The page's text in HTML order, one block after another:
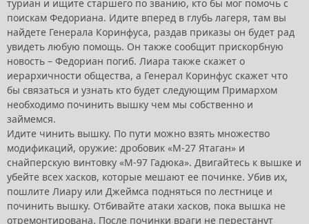
туриан и ищите старшего по званию, кто бы мог помочь с
поискам Федориана. Идите вперед в глубь лагеря, там вы
найдете Генерала Коринфуса, раздав приказы он будет рад
увидеть любую помощь. Он также сообщит прискорбную
новость – Федориан погиб. Лиара также скажет о
иерархичности общества, а Генерал Коринфус скажет что
бы связаться и узнать кто будет следующим Примархом
необходимо починить вышку чем мы собственно и
займемся.
Идите чинить вышку. По пути можно взять множество
модификаций, оружие: дробовик «М-27 Ятаган» и
снайперскую винтовку «М-97 Гадюка». Двигайтесь к вышке и
убейте всех хасков, которые мешают ее починке. Убив их,
пошлите Лиару или Джеймса подняться по лестнице и
починить вышку. Отбивайте атаки хасков, пока вышка не
отремонтирована. После починки враги не перестанут